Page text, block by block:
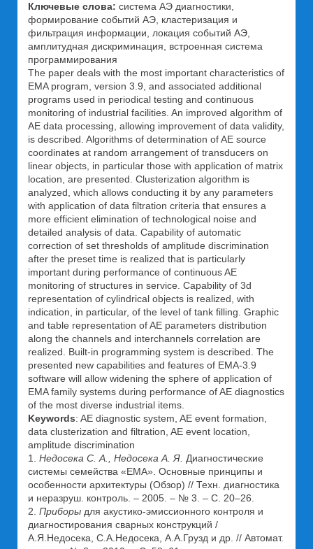
Ключевые слова: cистема АЭ диагностики,
формирование событий АЭ, кластеризация и
фильтрация информации, локация событий АЭ,
амплитудная дискриминация, встроенная система
программирования
The paper deals with the most important characteristics of
EMA program, version 3.9, and associated additional
programs used in periodical testing and continuous
monitoring of industrial facilities. An improved algorithm of
AE data processing, allowing improvement of data validity,
is described. Algorithms of determination of AE source
coordinates at random arrangement of transducers on
linear objects, in particular those with application of matrix
location, are presented. Clusterization algorithm is
analyzed, which allows conducting it by any parameters
with application of data filtration criteria that ensures a
more efficient elimination of technological noise and
detailed analysis of data. Capability of automatic
correction of set thresholds of amplitude discrimination
after the preset time is realized that is particularly
important during performance of continuous AE
monitoring of structures in service. Capability of 3d
representation of cylindrical objects is realized, with
indication, in particular, of the level of tank filling. Graphic
and table representation of AE parameters distribution
along the channels and interchannels correlation are
realized. Built-in programming system is described. The
presented new capabilities and features of EMA-3.9
software will allow widening the sphere of application of
EMA family systems during performance of AE diagnostics
of the most diverse industrial items.
Keywords: AE diagnostic system, AE event formation,
data clusterization and filtration, AE event location,
amplitude discrimination
1. Недосека С. А., Недосека А. Я. Диагностические
системы семейства «ЕМА». Основные принципы и
особенности архитектуры (Обзор) // Техн. диагностика
и неразруш. контроль. – 2005. – № 3. – С. 20–26.
2. Приборы для акустико-эмиссионного контроля и
диагностирования сварных конструкций /
А.Я.Недосека, С.А.Недосека, А.А.Грузд и др. // Автомат.